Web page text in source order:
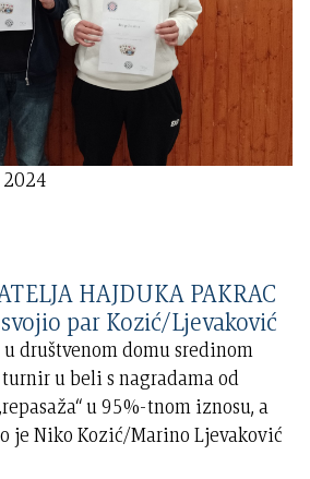
HAJDUKA PAKRAC
par Kozić/Ljevaković
društvenom domu sredinom
u beli s nagradama od
u 95%-tnom iznosu, a
je Niko Kozić/Marino Ljevaković